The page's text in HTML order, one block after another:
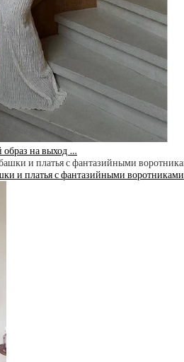
на выход …
и платья с фантазийными воротниками